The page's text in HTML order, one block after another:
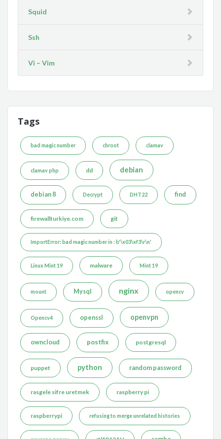
Squid
Ssh
Vi – Vim
Tags
bad magic number chroot clamav
clamav php dd debian
debian 8 Decrypt DHT22 find
firewallturkiye.com git
ImportError: bad magic number in : b'\x03\xf3\r\n'
Linux Mint 19 malware Mint 19
mount Mysql nginx opencv
Opencv4 openssl openvpn
owncloud postfix postgresql
puppet python random password
rasgele sifre uretmek raspberry pi
raspberrypi refusing to merge unrelated histories